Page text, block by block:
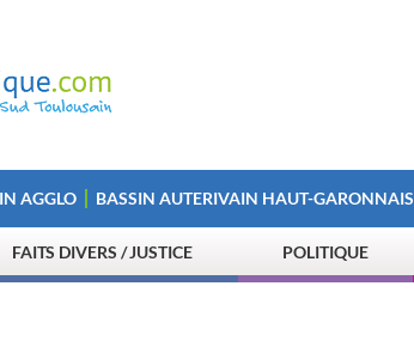
AGGLO BASSIN AUTERIVAIN HAUT-GARONNAIS
FAITS DIVERS / JUSTICE POLITIQUE